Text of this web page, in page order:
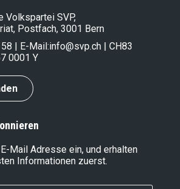
Volkspartei SVP,
Postfach, 3001 Bern
| E-Mail:info@svp.ch | CH83
0001 Y
Mail Adresse ein, und erhalten
Informationen zuerst.